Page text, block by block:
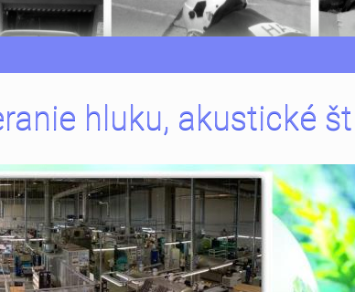
hluku, akustické